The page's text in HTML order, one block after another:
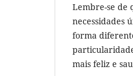
Lembre-se de
necessidades
forma
mais feliz e